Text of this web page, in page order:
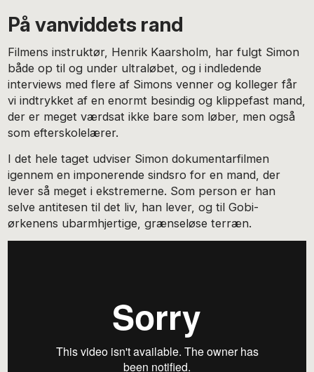
På vanviddets rand
Filmens instruktør, Henrik Kaarsholm, har fulgt Simon
både op til og under ultraløbet, og i indledende
interviews med flere af Simons venner og kolleger får
vi indtrykket af en enormt besindig og klippefast mand,
der er meget værdsat ikke bare som løber, men også
som efterskolelærer.
I det hele taget udviser Simon dokumentarfilmen
igennem en imponerende sindsro for en mand, der
lever så meget i ekstremerne. Som person er han
selve antitesen til det liv, han lever, og til Gobi-
ørkenens ubarmhjertige, grænseløse terræn.